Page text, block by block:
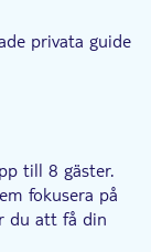
privata guide
för att
till 8 gäster.
fokusera på
du att få din